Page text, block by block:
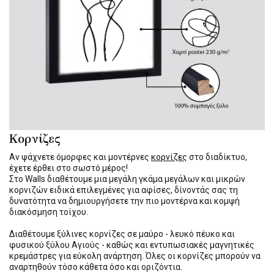
Κορνίζες
Αν ψάχνετε όμορφες και μοντέρνες κορνίζες στο διαδίκτυο,
έχετε έρθει στο σωστό μέρος!
Στο Walls διαθέτουμε μια μεγάλη γκάμα μεγάλων και μικρών
κορνιζών ειδικά επιλεγμένες για αφίσες, δίνοντάς σας τη
δυνατότητα να δημιουργήσετε την πιο μοντέρνα και κομψή
διακόσμηση τοίχου.
Διαθέτουμε ξύλινες κορνίζες σε μαύρο - λευκό πέυκο και
φυσικού ξύλου Αγιούς - καθώς και εντυπωσιακές μαγνητικές
κρεμάστρες για εύκολη ανάρτηση. Όλες οι κορνίζες μπορούν να
αναρτηθούν τόσο κάθετα όσο και οριζόντια.